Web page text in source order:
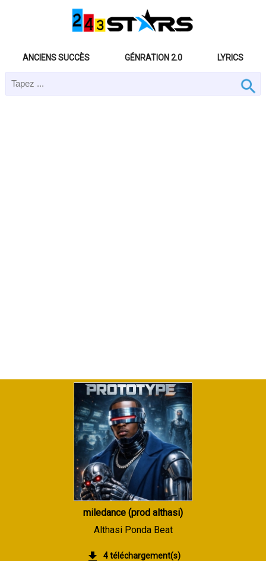
ANCIENS SUCCÈS GÉNRATION 2.0 LYRICS
miledance (prod althasi)
Althasi Ponda Beat
4 téléchargement(s)